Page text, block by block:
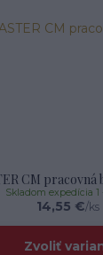
CM
14,55 €/ks
Skladom expedícia 1
Zvoliť